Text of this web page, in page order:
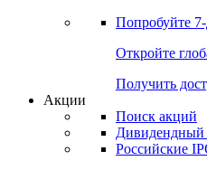
Попробуйте
Откройте
Получить
Акции
Поиск акций
Дивидендный
Российские